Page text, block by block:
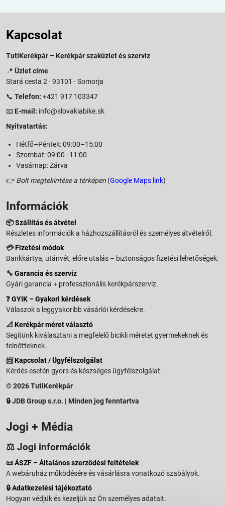
Kapcsolat
TutiKerékpár – Kerékpár szaküzlet és szerviz
📍 Üzlet címe
Stará cesta 2 · 93101 · Somorja
📞 Telefon: +421 917 103347
📧 E-mail: info@slovakiabike.sk
Nyitvatartás:
Hétfő–Péntek: 09:00–15:00
Szombat: 09:00–11:00
Vasárnap: Zárva
👉 Bolt megtekintése a térképen (Google Maps link)
Információk
📦Szállítás és átvétel
Részletes információk a házhozszállításról és személyes átvételről.
💳Fizetési módok
Bankkártya, utánvét, előre utalás – biztonságos fizetési lehetőségek.
🔧 Garancia és szerviz
Gyári garancia + professzionális kerékpárszerviz.
❓GYIK – Gyakori kérdések
Válaszok a leggyakoribb vásárlói kérdésekre.
📐 Kerékpár méret választó
Segítünk kiválasztani a megfelelő bicikli méretet gyermekeknek és
felnőtteknek.
📨Kapcsolat / Ügyfélszolgálat
Kérdés esetén gyors és készséges ügyfélszolgálat.
© 2026 TutiKerékpár
🔒 JDB Group s.r.o. | Minden jog fenntartva
Jogi + Média
⚖️ Jogi információk
📜ÁSZF – Általános szerződési feltételek
A webáruház működésére és vásárlásra vonatkozó szabályok.
🔒Adatkezelési tájékoztató
Hogyan védjük és kezeljük az Ön személyes adatait.